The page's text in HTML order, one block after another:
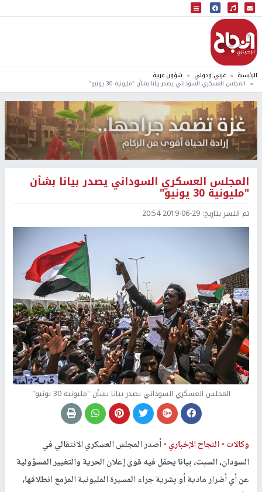
البث المباشر
إذاعة النجاح
الرئيسية عربي ودولي شؤون عربية
المجلس العسكري السوداني يصدر بيانا بشأن "مليونية 30 يونيو"
المجلس العسكري السوداني يصدر بيانا بشأن
"مليونية 30 يونيو"
تم النشر بتاريخ: 2019-06-29 20:54
المجلس العسكري السوداني يصدر بيانا بشأن "مليونية 30 يونيو"
وكالات -النجاح الإخباري -أصدر المجلس العسكري الانتقالي في
السودان، السبت، بيانا يحمّل فيه قوى إعلان الحرية والتغيير المسؤولية
عن أي أضرار مادية أو بشرية جراء المسيرة المليونية المزمع انطلاقها،